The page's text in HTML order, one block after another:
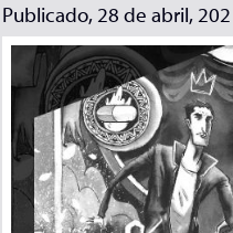
Publicado, 28 de abril,